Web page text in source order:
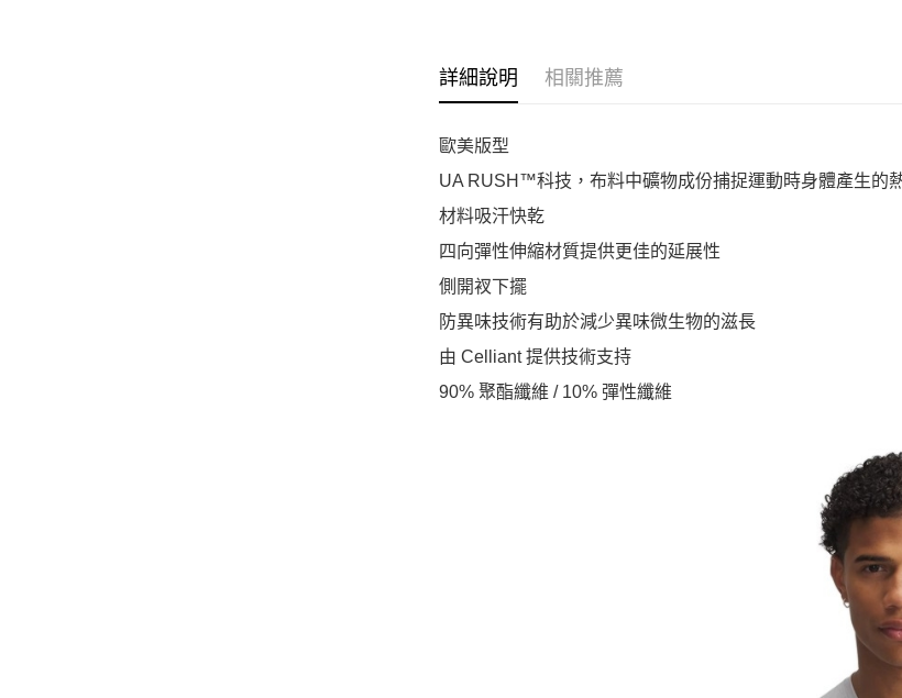
詳細說明 相關推薦
歐美版型
UA RUSH™科技，布料中礦物成份捕捉運動時身體產生的
材料吸汗快乾
四向彈性伸縮材質提供更佳的延展性
側開衩下擺
防異味技術有助於減少異味微生物的滋長
由 Celliant 提供技術支持
90% 聚酯纖維 / 10% 彈性纖維